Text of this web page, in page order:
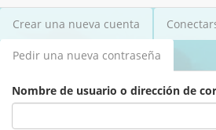
Solapas principales
Crear una nueva cuenta
Pedir una nueva contraseña
activa)
Nombre de usuario o dirección de